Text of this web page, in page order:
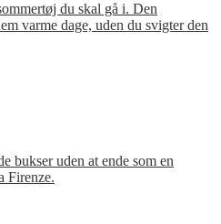
du skal gå i. Den
varme dage, uden du svigter den
bukser uden at ende som en
Firenze.